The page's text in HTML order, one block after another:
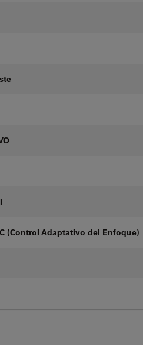
(Control Adaptativo del Enfoque)